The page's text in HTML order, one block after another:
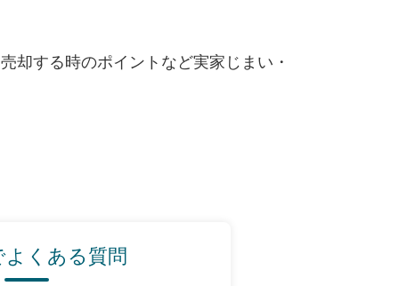
却する時のポイントなど実家じまい・
くある質問